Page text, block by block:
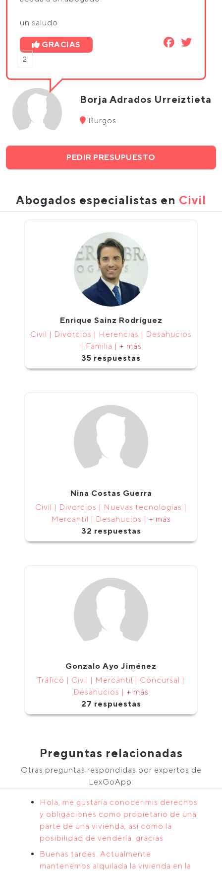
un saludo
GRACIAS
2
Borja Adrados Urreiztieta
Burgos
PEDIR PRESUPUESTO
Abogados especialistas en Civil
Enrique Sainz Rodríguez
Civil | Divorcios | Herencias | Desahucios
| Familia | + más
35 respuestas
Nina Costas Guerra
Civil | Divorcios | Nuevas tecnologías |
Mercantil | Desahucios | + más
32 respuestas
Gonzalo Ayo Jiménez
Tráfico | Civil | Mercantil | Concursal |
Desahucios | + más
27 respuestas
Preguntas relacionadas
Otras preguntas respondidas por expertos de
LexGoApp:
Hola, me gustaría conocer mis derechos
y obligaciones como propietario de una
parte de una vivienda, así como la
posibilidad de venderla. gracias
Buenas tardes. Actualmente
mantenemos alquilada la vivienda en la